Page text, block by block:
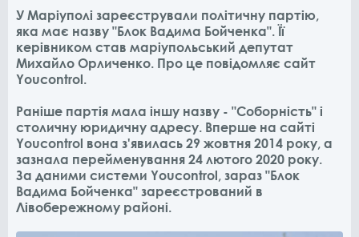
У Маріуполі зареєстрували політичну партію,
яка має назву "Блок Вадима Бойченка". Її
керівником став маріупольський депутат
Михайло Орличенко. Про це повідомляє сайт
Youcontrol.
Раніше партія мала іншу назву - "Соборність" і
столичну юридичну адресу. Вперше на сайті
Youcontrol вона з'явилась 29 жовтня 2014 року, а
зазнала перейменування 24 лютого 2020 року.
За даними системи Youcontrol, зараз "Блок
Вадима Бойченка" зареєстрований в
Лівобережному районі.